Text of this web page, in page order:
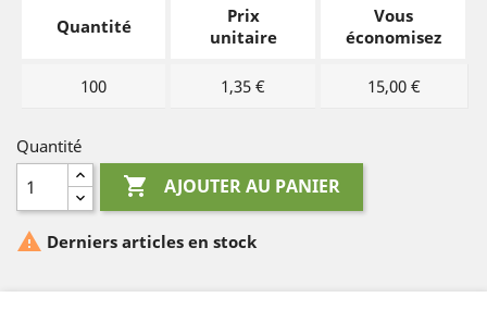
Quantité
Prix
unitaire
Vous
économisez
100 1,35 € 15,00 €
Quantité
 AJOUTER AU PANIER
 Derniers articles en stock